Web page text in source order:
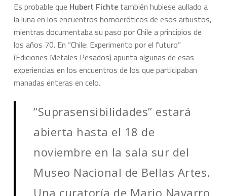
Es probable que Hubert Fichtetambién hubiese aullado a
la luna en los encuentros homoeróticos de esos arbustos,
mientras documentaba su paso por Chile a principios de
los años 70. En “Chile: Experimento por el futuro”
(Ediciones Metales Pesados) apunta algunas de esas
experiencias en los encuentros de los que participaban
manadas enteras en celo.
“Suprasensibilidades” estará
abierta hasta el 18 de
noviembre en la sala sur del
Museo Nacional de Bellas Artes.
Una curatoría de Mario Navarro